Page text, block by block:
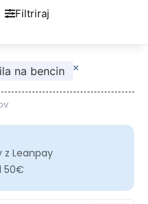
Filtriraj
na bencin ×
z Leanpay
50€